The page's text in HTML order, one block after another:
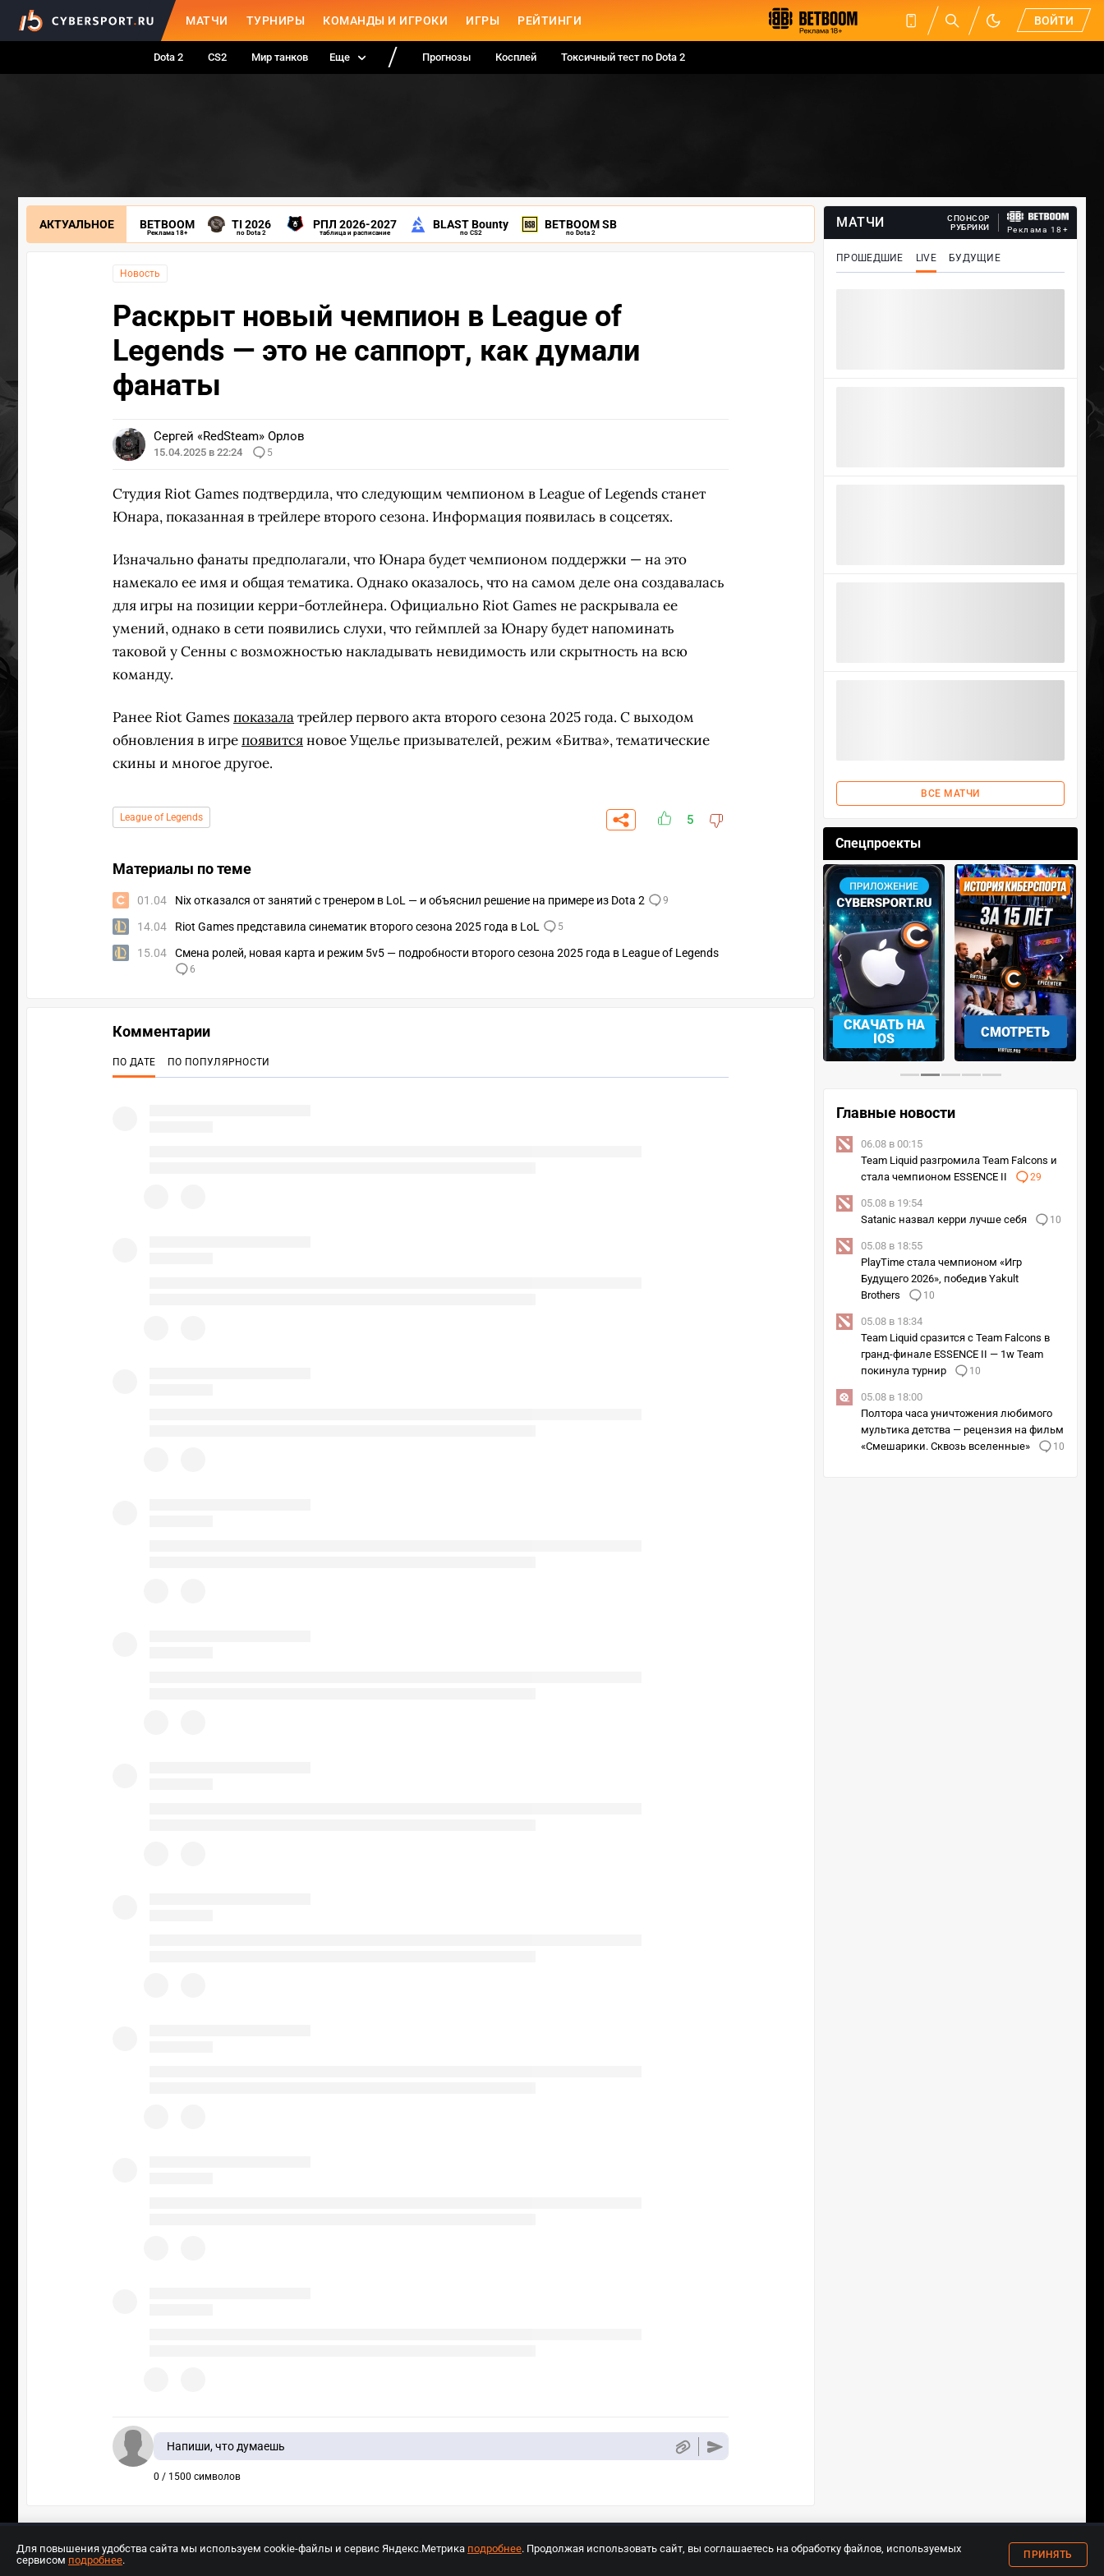
МАТЧИ ТУРНИРЫ КОМАНДЫ И ИГРОКИ ИГРЫ РЕЙТИНГИ ВОЙТИ
Dota 2 CS2 Мир танков Еще Прогнозы Косплей Токсичный тест по Dota 2
АКТУАЛЬНОЕ BETBOOM
Реклама 18+
TI 2026
по Dota 2
РПЛ 2026-2027
таблица и расписание
BLAST Bounty
по CS2
BETBOOM SB
по Dota 2
Новость
Раскрыт новый чемпион в League of
Legends — это не саппорт, как думали
фанаты
Сергей «RedSteam» Орлов
15.04.2025 в 22:24 5
Студия Riot Games подтвердила, что следующим чемпионом в League of Legends станет
Юнара, показанная в трейлере второго сезона. Информация появилась в соцсетях.
Изначально фанаты предполагали, что Юнара будет чемпионом поддержки — на это
намекало ее имя и общая тематика. Однако оказалось, что на самом деле она создавалась
для игры на позиции керри-ботлейнера. Официально Riot Games не раскрывала ее
умений, однако в сети появились слухи, что геймплей за Юнару будет напоминать
таковой у Сенны с возможностью накладывать невидимость или скрытность на всю
команду.
Ранее Riot Gamesпоказалатрейлер первого акта второго сезона 2025 года. С выходом
обновления в игрепоявитсяновое Ущелье призывателей, режим «Битва», тематические
скины и многое другое.
League of Legends 5
Материалы по теме
01.04 Nix отказался от занятий с тренером в LoL — и объяснил решение на примере из Dota 2 9
14.04 Riot Games представила синематик второго сезона 2025 года в LoL 5
15.04 Смена ролей, новая карта и режим 5v5 — подробности второго сезона 2025 года в League of Legends
6
МАТЧИ
СПОНСОР
РУБРИКИ
Реклама 18+
ПРОШЕДШИЕ LIVE БУДУЩИЕ
ВСЕ МАТЧИ
Спецпроекты
СКАЧАТЬ НА
IOS
СМОТРЕТЬ
‹ ›
Главные новости
06.08 в 00:15
Team Liquid разгромила Team Falcons и
стала чемпионом ESSENCE II
29
05.08 в 19:54
Satanic назвал керри лучше себя
10
05.08 в 18:55
PlayTime стала чемпионом «Игр
Будущего 2026», победив Yakult
Brothers
10
05.08 в 18:34
Team Liquid сразится с Team Falcons в
гранд-финале ESSENCE II — 1w Team
покинула турнир
10
05.08 в 18:00
Полтора часа уничтожения любимого
мультика детства — рецензия на фильм
«Смешарики. Сквозь вселенные»
10
Комментарии
ПО ДАТЕ ПО ПОПУЛЯРНОСТИ
Напиши, что думаешь
0 / 1500 символов
18+
Для повышения удобства сайта мы используем cookie-файлы и сервис Яндекс.Метрика подробнее. Продолжая использовать сайт, вы соглашаетесь на обработку файлов, используемых
сервисом подробнее. ПРИНЯТЬ